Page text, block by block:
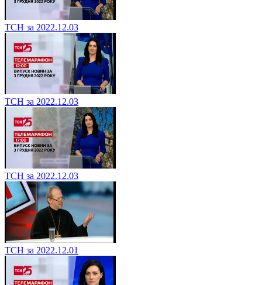
ТСН за 2022.12.03
ТСН за 2022.12.03
ТСН за 2022.12.03
ТСН за 2022.12.01